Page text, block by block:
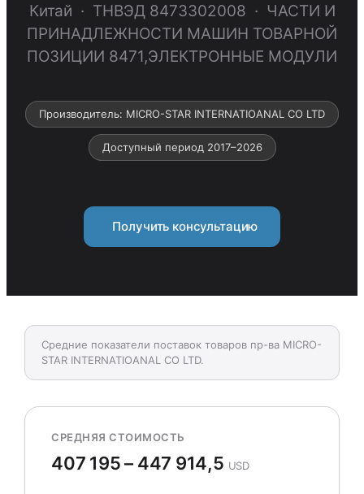
Китай · ТНВЭД 8473302008 · ЧАСТИ И
ПРИНАДЛЕЖНОСТИ МАШИН ТОВАРНОЙ
ПОЗИЦИИ 8471,ЭЛЕКТРОННЫЕ МОДУЛИ
Производитель: MICRO-STAR INTERNATIOANAL CO LTD
Доступный период 2017–2026
Получить консультацию
Средние показатели поставок товаров пр-ва MICRO-
STAR INTERNATIOANAL CO LTD.
СРЕДНЯЯ СТОИМОСТЬ
407 195 – 447 914,5 USD